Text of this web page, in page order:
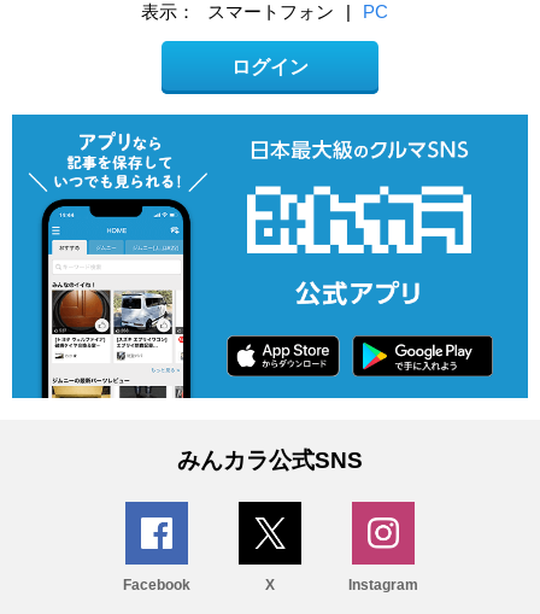
表示： スマートフォン | PC
ログイン
みんカラ公式SNS
Facebook X Instagram